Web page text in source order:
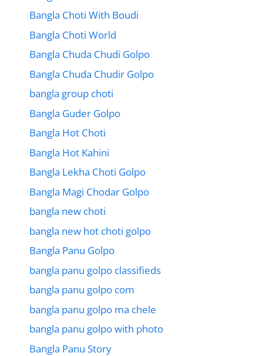
Bangla Choti With Boudi
Bangla Choti World
Bangla Chuda Chudi Golpo
Bangla Chuda Chudir Golpo
bangla group choti
Bangla Guder Golpo
Bangla Hot Choti
Bangla Hot Kahini
Bangla Lekha Choti Golpo
Bangla Magi Chodar Golpo
bangla new choti
bangla new hot choti golpo
Bangla Panu Golpo
bangla panu golpo classifieds
bangla panu golpo com
bangla panu golpo ma chele
bangla panu golpo with photo
Bangla Panu Story